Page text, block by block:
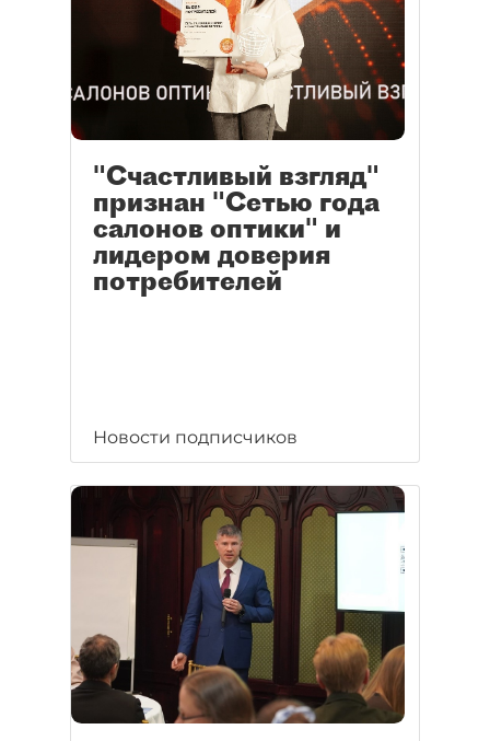
"Счастливый взгляд"
признан "Сетью года
салонов оптики" и
лидером доверия
потребителей
Новости подписчиков